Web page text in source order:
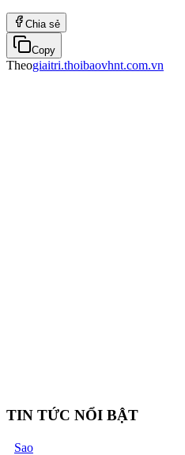
Chia sẻ
Copy
Theogiaitri.thoibaovhnt.com.vn
TIN TỨC NỔI BẬT
Sao